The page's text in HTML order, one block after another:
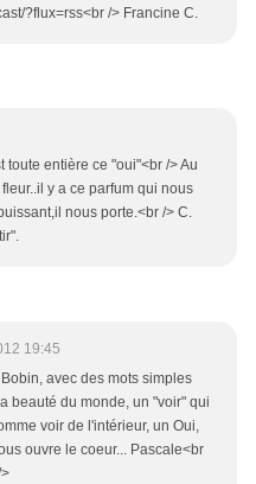
?flux=rss<br /> Francine C.
toute entière ce "oui"<br /> Au
y a ce parfum qui nous
nous porte.<br /> C.
19:45
avec des mots simples
beauté du monde, un "voir" qui
voir de l'intérieur, un Oui,
ouvre le coeur... Pascale<br